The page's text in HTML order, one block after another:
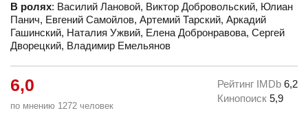
В ролях: Василий Лановой, Виктор Добровольский, Юлиан
Панич, Евгений Самойлов, Артемий Тарский, Аркадий
Гашинский, Наталия Ужвий, Елена Добронравова, Сергей
Дворецкий, Владимир Емельянов
6,0
по мнению 1272 человек
Рейтинг IMDb 6,2
Кинопоиск 5,9